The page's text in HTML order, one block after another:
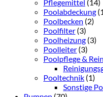
Pflegemittel (14)
Poolabdeckung
Poolbecken (2)
Poolfilter (3)
Poolheizung (3)
Poolleiter (3)
Poolpflege &
Pooltechnik (1)
Sonstige